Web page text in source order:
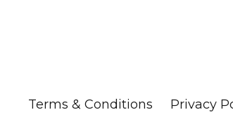
Terms & Conditions Privacy